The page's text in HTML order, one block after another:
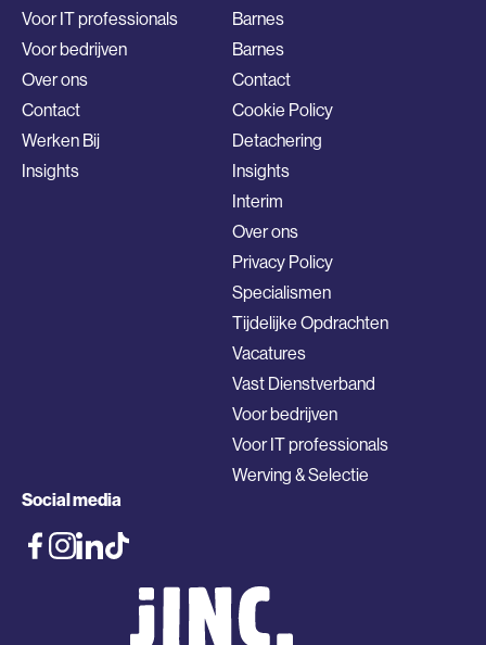
Voor IT professionals
Voor bedrijven
Over ons
Contact
Werken Bij
Insights
Barnes
Barnes
Contact
Cookie Policy
Detachering
Insights
Interim
Over ons
Privacy Policy
Specialismen
Tijdelijke Opdrachten
Vacatures
Vast Dienstverband
Voor bedrijven
Voor IT professionals
Werving & Selectie
Social media